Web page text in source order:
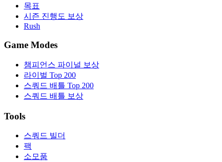
목표
시즌 진행도 보상
Rush
Game Modes
챔피언스 파이널 보상
라이벌 Top 200
스쿼드 배틀 Top 200
스쿼드 배틀 보상
Tools
스쿼드 빌더
팩
소모품